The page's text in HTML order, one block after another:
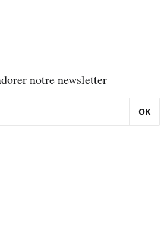
notre newsletter
OK